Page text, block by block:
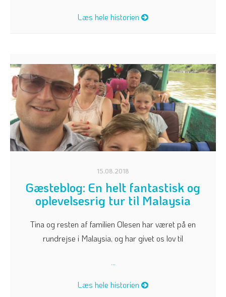
Læs hele historien
15.08.2018
Gæsteblog: En helt fantastisk og
oplevelsesrig tur til Malaysia
Tina og resten af familien Olesen har været på en
rundrejse i Malaysia, og har givet os lov til
...
Læs hele historien